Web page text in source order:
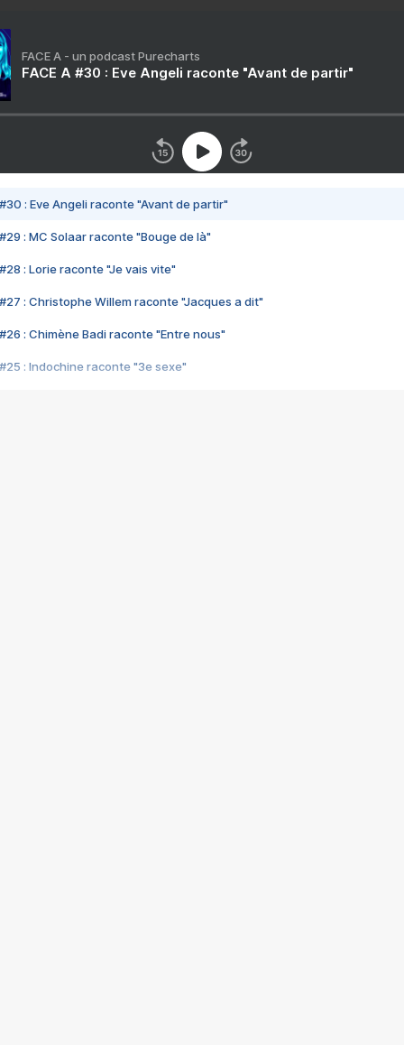
FACE A - un podcast Purecharts
FACE A #30 : Eve Angeli raconte "Avant de partir"
#30 : Eve Angeli raconte "Avant de partir"
#29 : MC Solaar raconte "Bouge de là"
#28 : Lorie raconte "Je vais vite"
#27 : Christophe Willem raconte "Jacques a dit"
#26 : Chimène Badi raconte "Entre nous"
#25 : Indochine raconte "3e sexe"